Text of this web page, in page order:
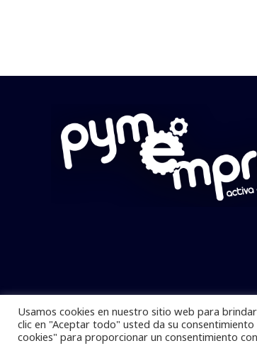
Pymempresario © 2025
Usamos cookies en nuestro sitio web para
clic en "Aceptar todo" usted da su
cookies" para proporcionar un consentimiento